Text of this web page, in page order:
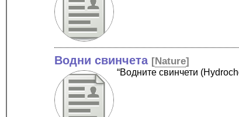
Водни свинчета [Nature]
“Водните свинчети